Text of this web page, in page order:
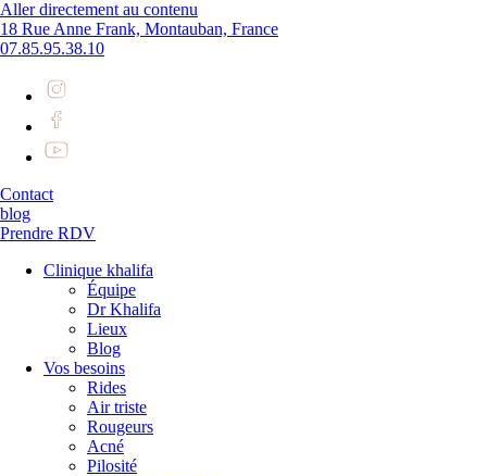
Aller directement au contenu
18 Rue Anne Frank, Montauban, France
07.85.95.38.10
Contact
blog
Prendre RDV
Clinique khalifa
Équipe
Dr Khalifa
Lieux
Blog
Vos besoins
Rides
Air triste
Rougeurs
Acné
Pilosité